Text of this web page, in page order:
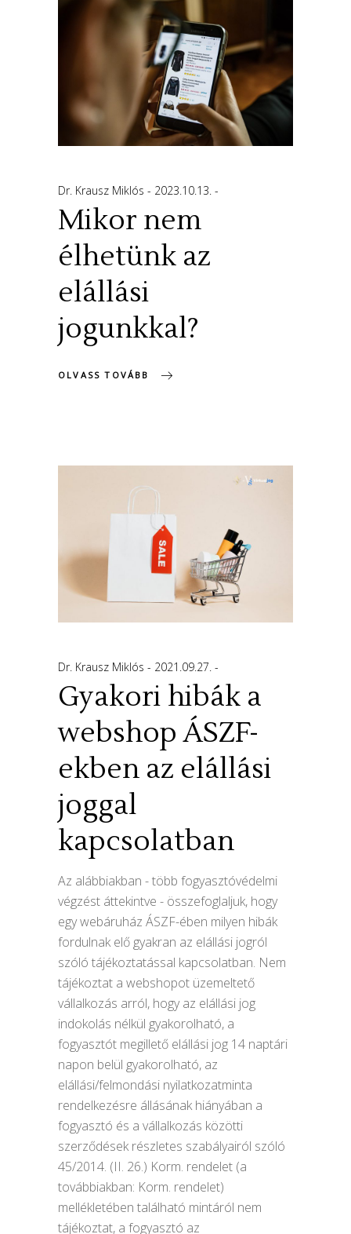
Dr. Krausz Miklós 2023.10.13.
Mikor nem
élhetünk az
elállási
jogunkkal?
OLVASS TOVÁBB
Dr. Krausz Miklós 2021.09.27.
Gyakori hibák a
webshop ÁSZF-
ekben az elállási
joggal
kapcsolatban
Az alábbiakban - több fogyasztóvédelmi
végzést áttekintve - összefoglaljuk, hogy
egy webáruház ÁSZF-ében milyen hibák
fordulnak elő gyakran az elállási jogról
szóló tájékoztatással kapcsolatban. Nem
tájékoztat a webshopot üzemeltető
vállalkozás arról, hogy az elállási jog
indokolás nélkül gyakorolható, a
fogyasztót megillető elállási jog 14 naptári
napon belül gyakorolható, az
elállási/felmondási nyilatkozatminta
rendelkezésre állásának hiányában a
fogyasztó és a vállalkozás közötti
szerződések részletes szabályairól szóló
45/2014. (II. 26.) Korm. rendelet (a
továbbiakban: Korm. rendelet)
mellékletében található mintáról nem
tájékoztat, a fogyasztó az